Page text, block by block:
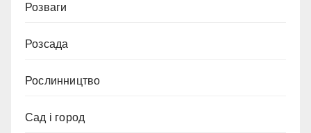
Розваги
Розсада
Рослинництво
Сад і город